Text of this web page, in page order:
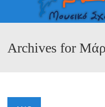
Archives for